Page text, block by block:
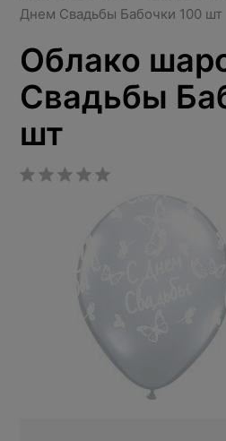
Днем Свадьбы Бабочки 100 шт
Облако
Свадьбы
шт